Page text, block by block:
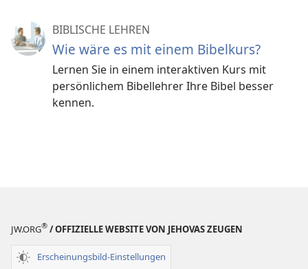
BIBLISCHE LEHREN
Wie wäre es mit einem Bibelkurs?
Lernen Sie in einem interaktiven Kurs mit
persönlichem Bibellehrer Ihre Bibel besser
kennen.
JW.ORG® / OFFIZIELLE WEBSITE VON JEHOVAS ZEUGEN
Erscheinungsbild-Einstellungen